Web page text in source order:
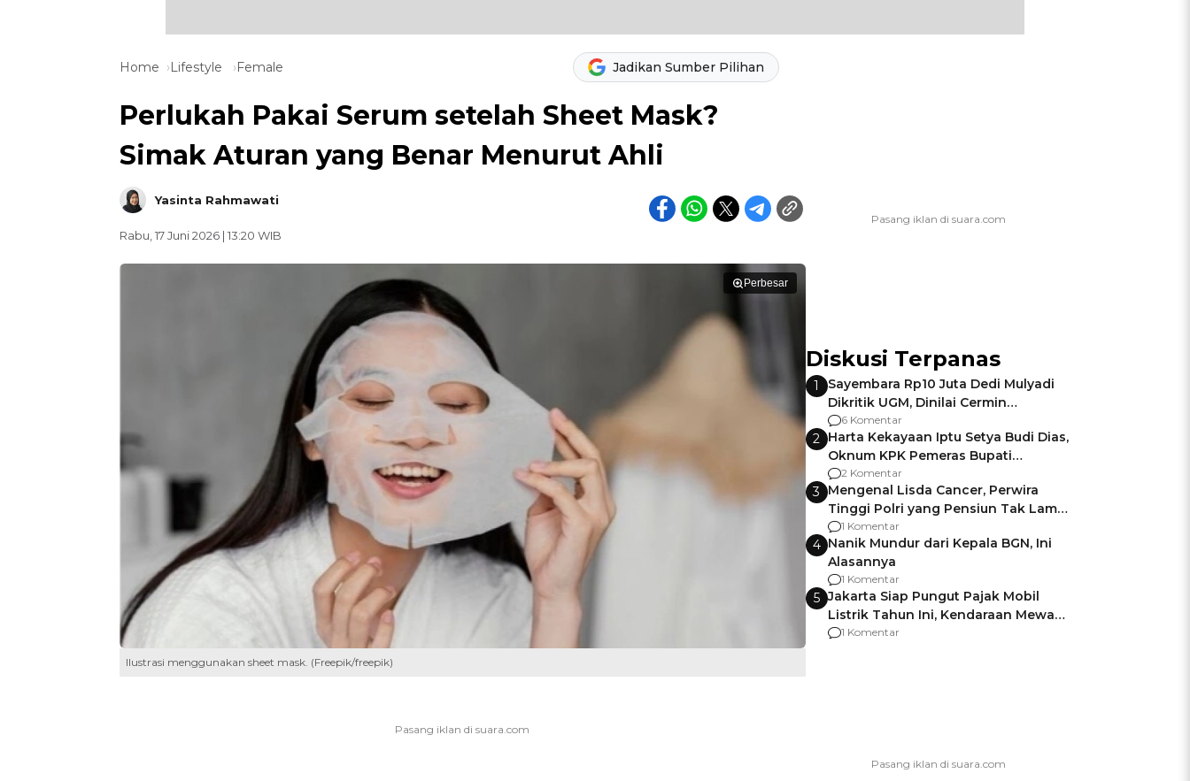
Home Lifestyle Female Jadikan Sumber Pilihan
Perlukah Pakai Serum setelah Sheet Mask?
Simak Aturan yang Benar Menurut Ahli
Yasinta Rahmawati
Rabu, 17 Juni 2026 | 13:20 WIB
Perbesar
Ilustrasi menggunakan sheet mask. (Freepik/freepik)
Diskusi Terpanas
1
Sayembara Rp10 Juta Dedi Mulyadi
Dikritik UGM, Dinilai Cermin
Gagalnya Negara Jamin Keamanan
6 Komentar
2 Harta Kekayaan Iptu Setya Budi Dias,
Oknum KPK Pemeras Bupati
Pemalang
2 Komentar
3 Mengenal Lisda Cancer, Perwira
Tinggi Polri yang Pensiun Tak Lama
Usai Jadi Brigjen
1 Komentar
4 Nanik Mundur dari Kepala BGN, Ini
Alasannya
1 Komentar
5 Jakarta Siap Pungut Pajak Mobil
Listrik Tahun Ini, Kendaraan Mewah
Kena hingga 75% PKB
1 Komentar